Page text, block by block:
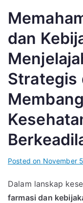
dan
Strategis
Posted on November
Dalam lanskap
farmasi dan